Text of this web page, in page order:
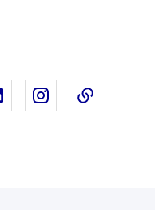
sur X
Partager sur Linkedin
Partager sur